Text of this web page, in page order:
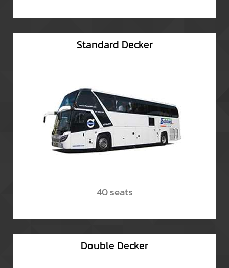
Standard Decker
40 seats
Double Decker